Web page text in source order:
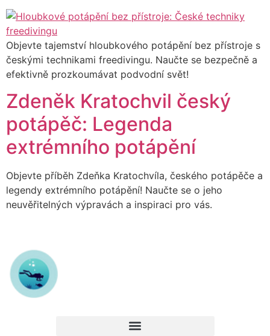
Objevte tajemství hloubkového potápění bez přístroje s
českými technikami freedivingu. Naučte se bezpečně a
efektivně prozkoumávat podvodní svět!
Zdeněk Kratochvil český
potápěč: Legenda
extrémního potápění
Objevte příběh Zdeňka Kratochvíla, českého potápěče a
legendy extrémního potápění! Naučte se o jeho
neuvěřitelných výpravách a inspiraci pro vás.